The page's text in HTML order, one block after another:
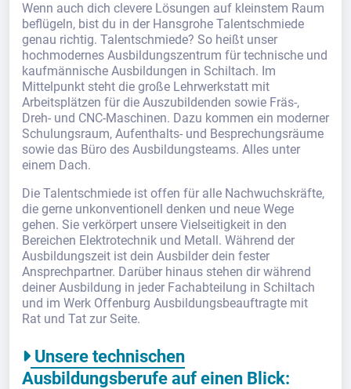
Wenn auch dich clevere Lösungen auf kleinstem Raum
beflügeln, bist du in der Hansgrohe Talentschmiede
genau richtig. Talentschmiede? So heißt unser
hochmodernes Ausbildungszentrum für technische und
kaufmännische Ausbildungen in Schiltach. Im
Mittelpunkt steht die große Lehrwerkstatt mit
Arbeitsplätzen für die Auszubildenden sowie Fräs-,
Dreh- und CNC-Maschinen. Dazu kommen ein moderner
Schulungsraum, Aufenthalts- und Besprechungsräume
sowie das Büro des Ausbildungsteams. Alles unter
einem Dach.
Die Talentschmiede ist offen für alle Nachwuchskräfte,
die gerne unkonventionell denken und neue Wege
gehen. Sie verkörpert unsere Vielseitigkeit in den
Bereichen Elektrotechnik und Metall. Während der
Ausbildungszeit ist dein Ausbilder dein fester
Ansprechpartner. Darüber hinaus stehen dir während
deiner Ausbildung in jeder Fachabteilung in Schiltach
und im Werk Offenburg Ausbildungsbeauftragte mit
Rat und Tat zur Seite.
Unsere technischen
Ausbildungsberufe auf einen Blick: